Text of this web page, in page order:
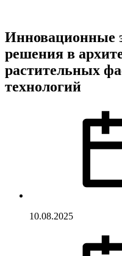
Инновационные
решения в
растительных
технологий
10.08.2025